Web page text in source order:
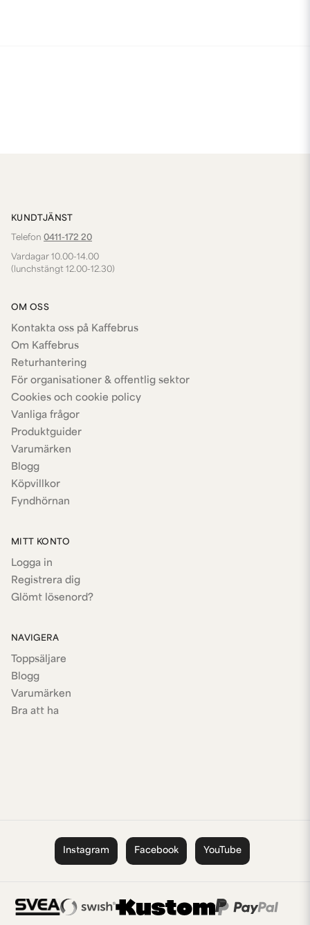
KUNDTJÄNST
Telefon 0411-172 20
Vardagar 10.00-14.00
(lunchstängt 12.00-12.30)
OM OSS
Kontakta oss på Kaffebrus
Om Kaffebrus
Returhantering
För organisationer & offentlig sektor
Cookies och cookie policy
Vanliga frågor
Produktguider
Varumärken
Blogg
Köpvillkor
Fyndhörnan
MITT KONTO
Logga in
Registrera dig
Glömt lösenord?
NAVIGERA
Toppsäljare
Blogg
Varumärken
Bra att ha
Instagram Facebook YouTube